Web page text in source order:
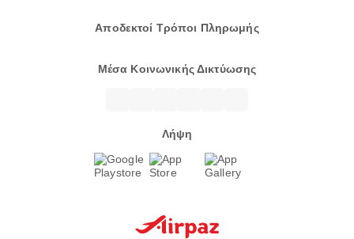
Αποδεκτοί Τρόποι Πληρωμής
Μέσα Κοινωνικής Δικτύωσης
Λήψη